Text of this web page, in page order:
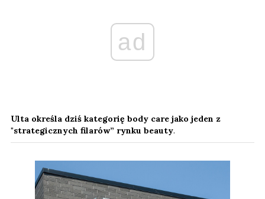
ad
Ulta określa dziś kategorię body care jako jeden z
"strategicznych filarów” rynku beauty.